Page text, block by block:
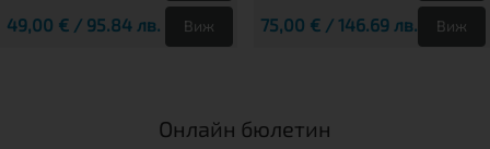
49,00 € / 95.84 лв. Виж 75,00 € / 146.69 лв. Виж
Онлайн бюлетин